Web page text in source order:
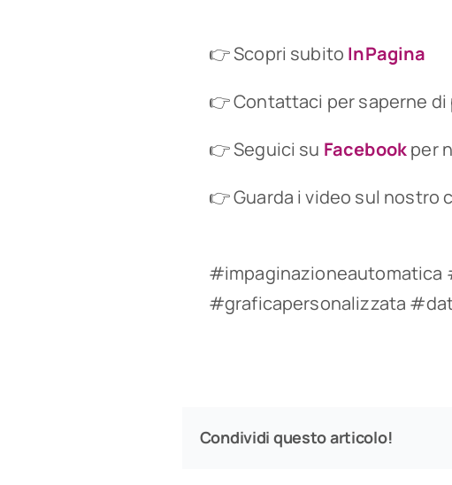
👉 Scopri subito InPagina
👉 Contattaci per saperne di
👉 Seguici su Facebookper
👉 Guarda i video sul nostro
#graficapersonalizzata
Condividi questo articolo!